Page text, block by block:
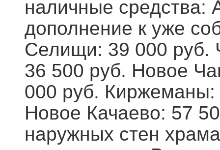
наличные средства:
дополнение к уже
Селищи: 39 000 руб.
36 500 руб. Новое
000 руб.
Новое Качаево: 57
наружных стен